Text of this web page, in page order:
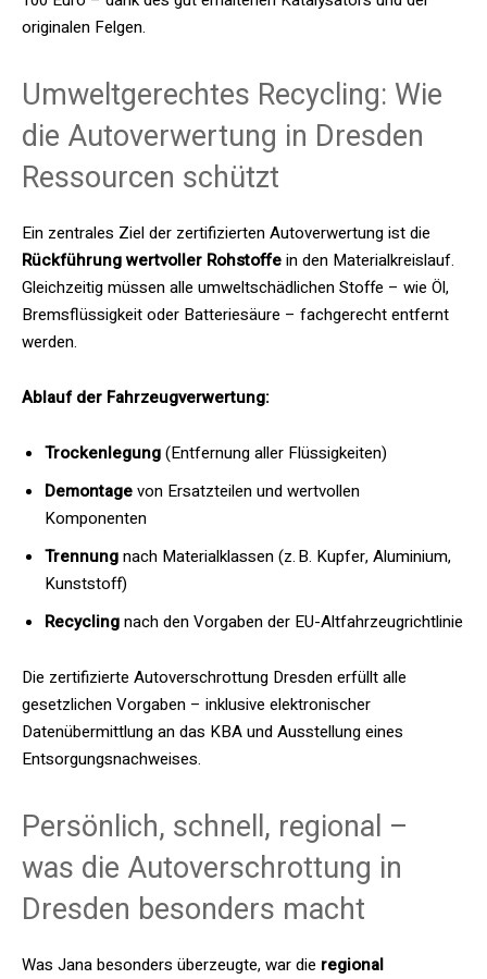
originalen Felgen.
Umweltgerechtes Recycling: Wie
die Autoverwertung in Dresden
Ressourcen schützt
Ein zentrales Ziel der zertifizierten Autoverwertung ist die
Rückführung wertvoller Rohstoffein den Materialkreislauf.
Gleichzeitig müssen alle umweltschädlichen Stoffe – wie Öl,
Bremsflüssigkeit oder Batteriesäure – fachgerecht entfernt
werden.
Ablauf der Fahrzeugverwertung:
Trockenlegung(Entfernung aller Flüssigkeiten)
Demontagevon Ersatzteilen und wertvollen
Komponenten
Trennungnach Materialklassen (z. B. Kupfer, Aluminium,
Kunststoff)
Recyclingnach den Vorgaben der EU-Altfahrzeugrichtlinie
Die zertifizierte Autoverschrottung Dresden erfüllt alle
gesetzlichen Vorgaben – inklusive elektronischer
Datenübermittlung an das KBA und Ausstellung eines
Entsorgungsnachweises.
Persönlich, schnell, regional –
was die Autoverschrottung in
Dresden besonders macht
Was Jana besonders überzeugte, war die regional